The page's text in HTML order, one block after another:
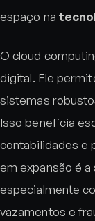
espaço na
O cloud
digital. Ele
sistemas
Isso beneficia
contabilidades e
em expansão é
especialmente
vazamentos e